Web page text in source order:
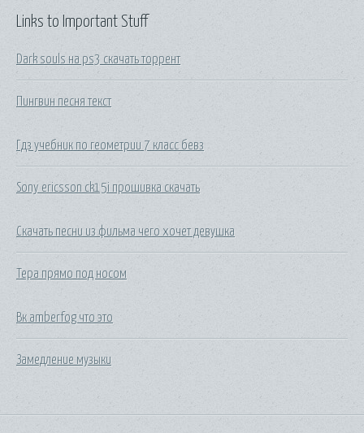
Links to Important Stuff
Dark souls на ps3 скачать торрент
Пингвин песня текст
Гдз учебник по геометрии 7 класс бевз
Sony ericsson ck15i прошивка скачать
Скачать песни из фильма чего хочет девушка
Тера прямо под носом
Вк amberfog что это
Замедление музыки